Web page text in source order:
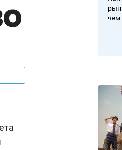
формы о контрафакте,
и развитии без кредитов
чем